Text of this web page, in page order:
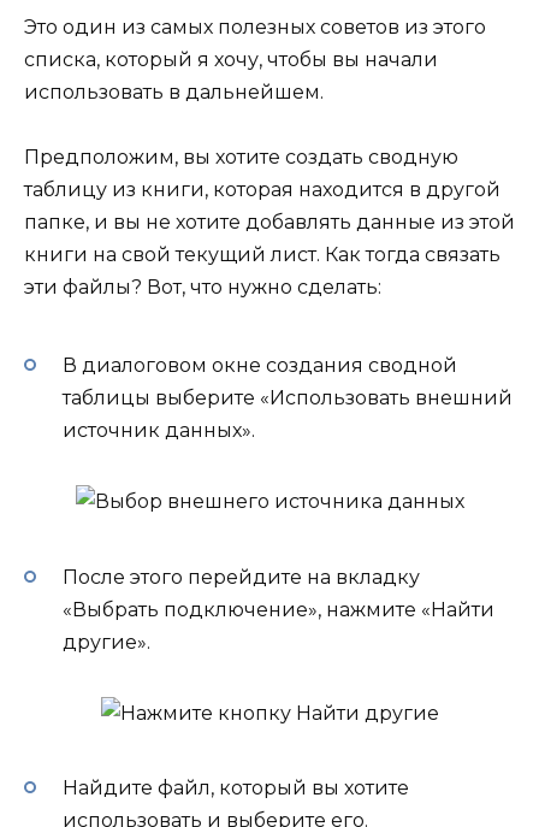
Это один из самых полезных советов из этого
списка, который я хочу, чтобы вы начали
использовать в дальнейшем.
Предположим, вы хотите создать сводную
таблицу из книги, которая находится в другой
папке, и вы не хотите добавлять данные из этой
книги на свой текущий лист. Как тогда связать
эти файлы? Вот, что нужно сделать:
В диалоговом окне создания сводной
таблицы выберите «Использовать внешний
источник данных».
После этого перейдите на вкладку
«Выбрать подключение», нажмите «Найти
другие».
Найдите файл, который вы хотите
использовать и выберите его.